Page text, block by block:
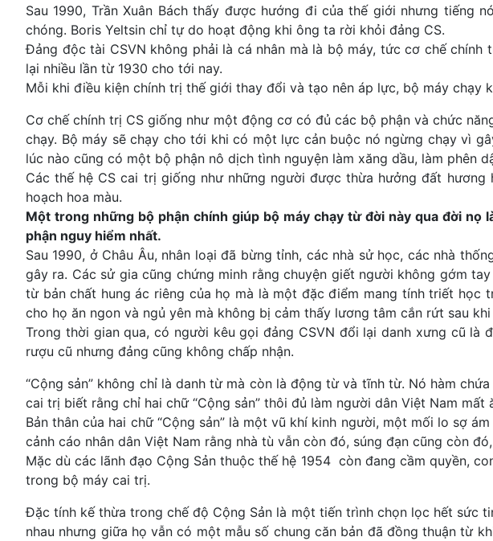
Sau 1990, Trần Xuân Bách thấy được hướng đi của thế giới nhưng
chóng. Boris Yeltsin chỉ tự do hoạt động khi ông ta rời khỏi đảng CS.
Đảng độc tài CSVN không phải là cá nhân mà là bộ máy, tức cơ chế
lại nhiều lần từ 1930 cho tới nay.
Mỗi khi điều kiện chính trị thế giới thay đổi và tạo nên áp lực, bộ máy chạy
Cơ chế chính trị CS giống như một động cơ có đủ các bộ phận và chức
chạy. Bộ máy sẽ chạy cho tới khi có một lực cản buộc nó ngừng chạy vì
lúc nào cũng có một bộ phận nô dịch tình nguyện làm xăng dầu, làm phên
Các thế hệ CS cai trị giống như những người được thừa hưởng đất
hoạch hoa màu.
Một trong những bộ phận chính giúp bộ máy chạy từ đời này qua đời
phận nguy hiểm nhất.
Sau 1990, ở Châu Âu, nhân loại đã bừng tỉnh, các nhà sử học, các nhà
gây ra. Các sử gia cũng chứng minh rằng chuyện giết người không gớm
từ bản chất hung ác riêng của họ mà là một đặc điểm mang tính triết
cho họ ăn ngon và ngủ yên mà không bị cảm thấy lương tâm cắn rứt sau
Trong thời gian qua, có người kêu gọi đảng CSVN đổi lại danh xưng cũ
rượu cũ nhưng đảng cũng không chấp nhận.
“Cộng sản” không chỉ là danh từ mà còn là động từ và tĩnh từ. Nó hàm
cai trị biết rằng chỉ hai chữ “Cộng sản” thôi đủ làm người dân Việt Nam mất
Bản thân của hai chữ “Cộng sản” là một vũ khí kinh người, một mối lo sợ
cảnh cáo nhân dân Việt Nam rằng nhà tù vẫn còn đó, súng đạn cũng còn
Mặc dù các lãnh đạo Cộng Sản thuộc thế hệ 1954 còn đang cầm quyền,
trong bộ máy cai trị.
Đặc tính kế thừa trong chế độ Cộng Sản là một tiến trình chọn lọc hết sức
nhau nhưng giữa họ vẫn có một mẫu số chung căn bản đã đồng thuận từ